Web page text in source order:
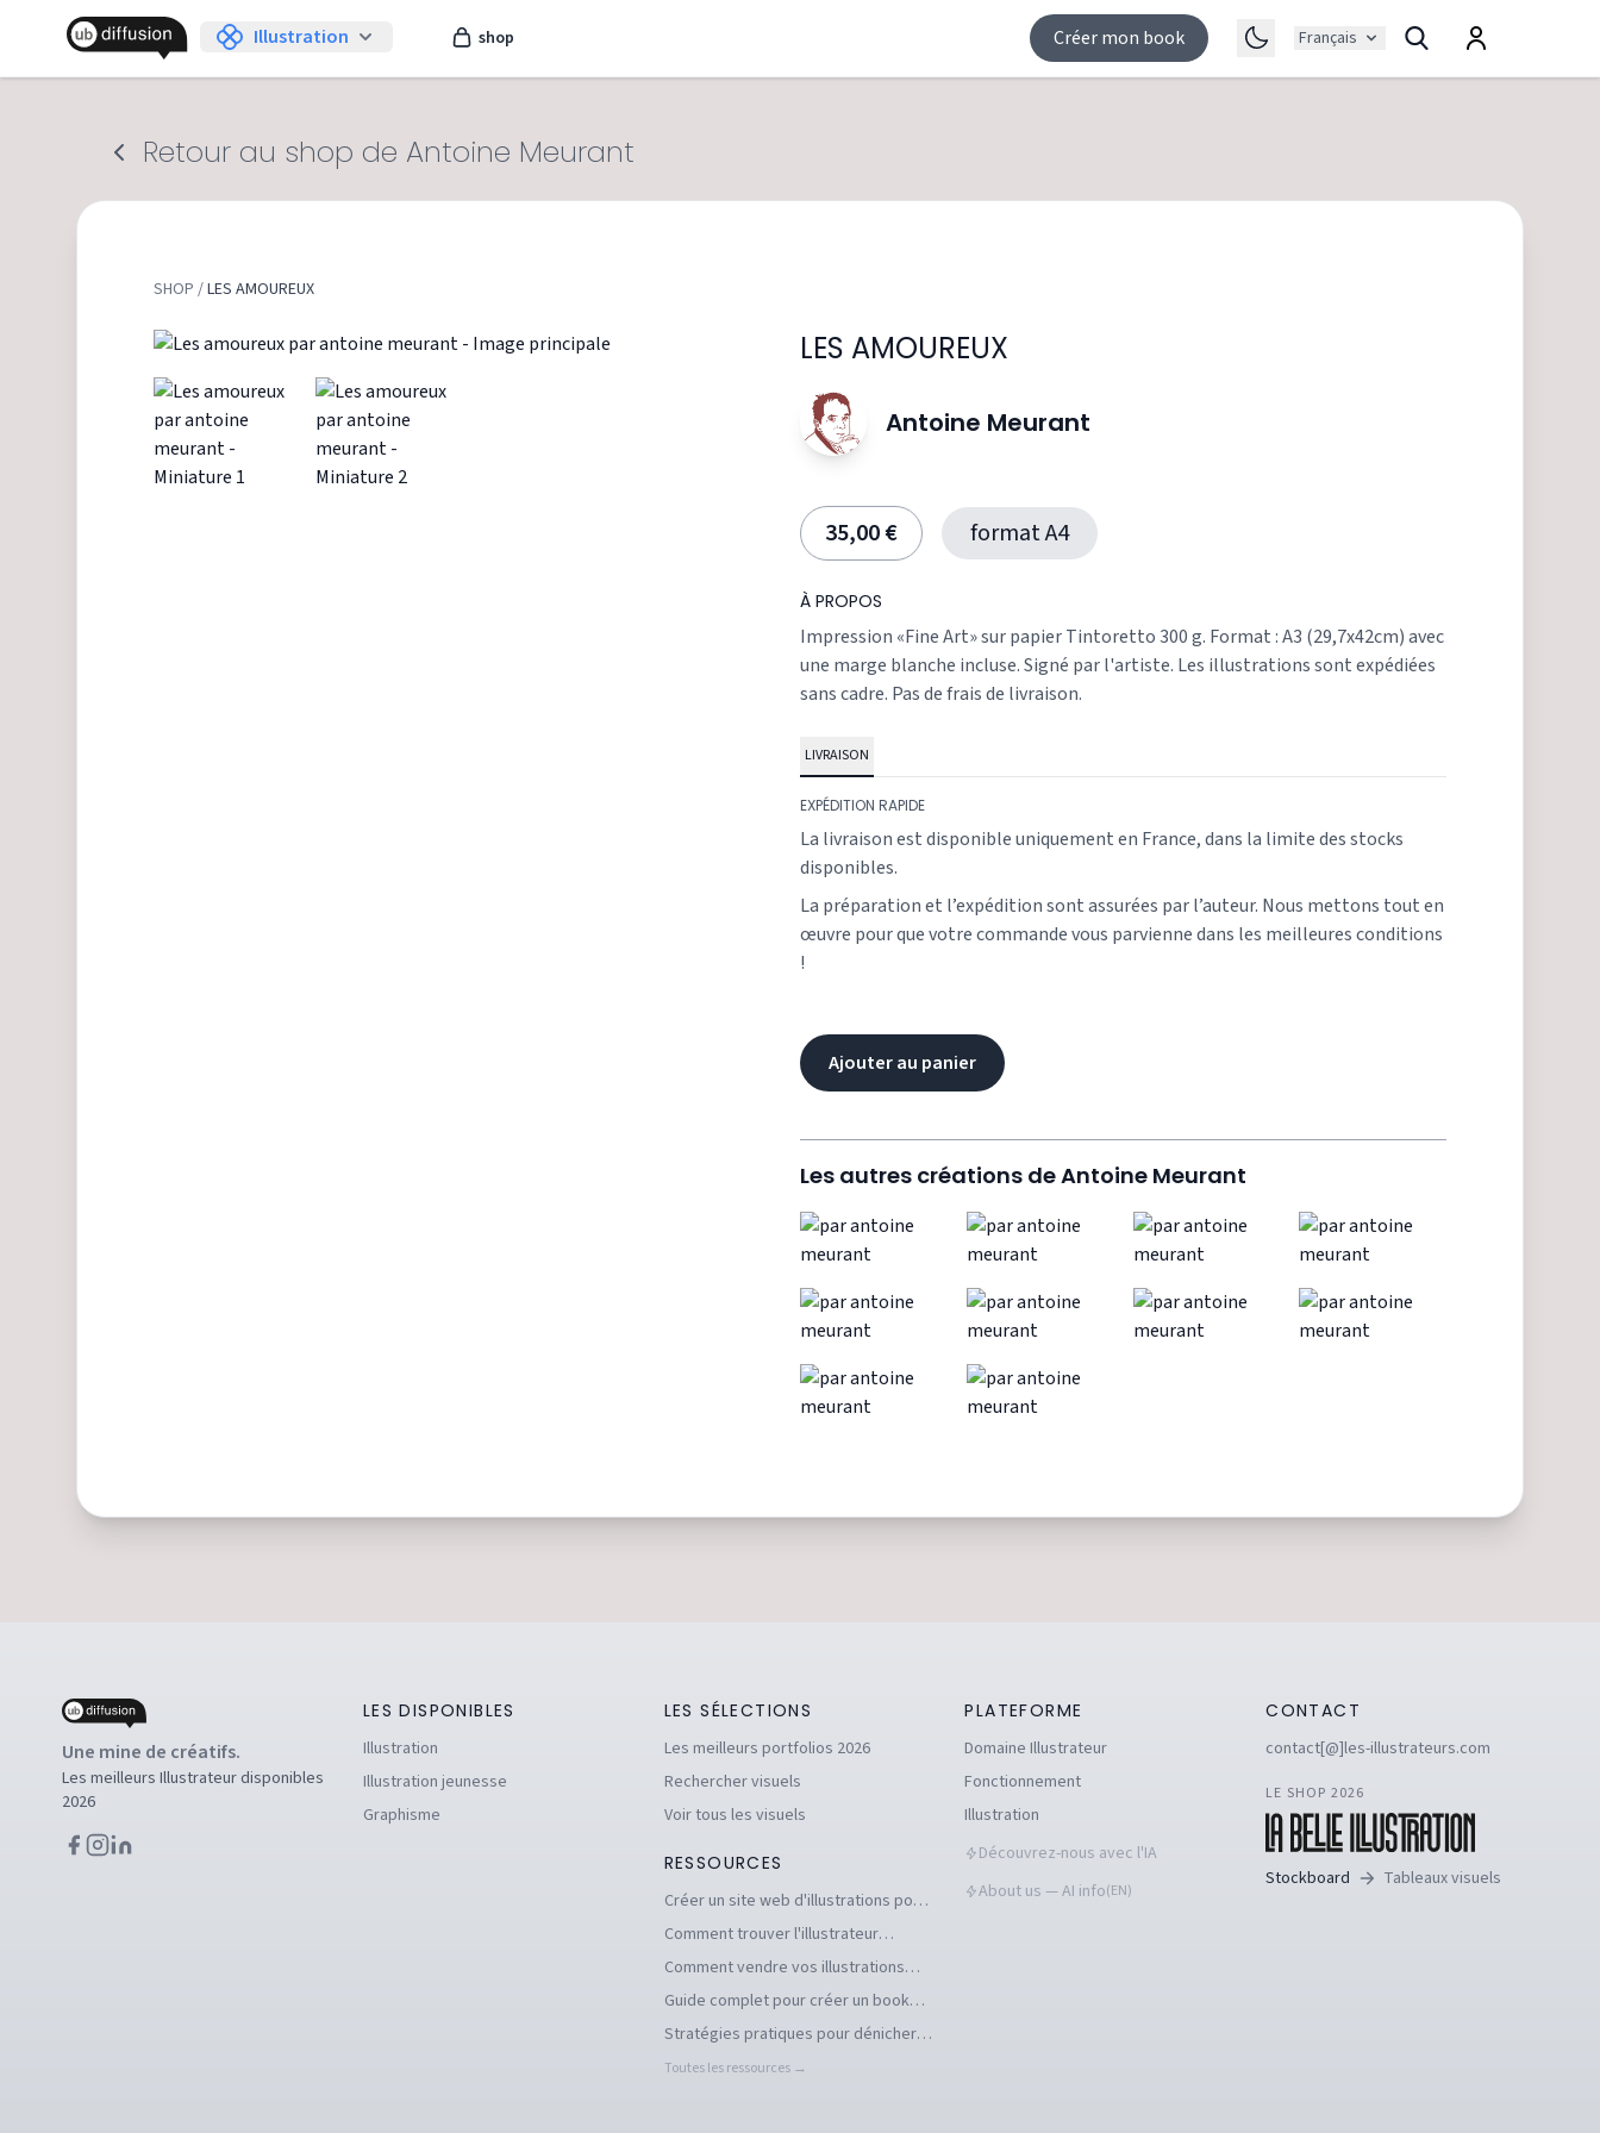
Illustration shop Créer mon book Français
Retour au shop de Antoine Meurant
SHOP /LES AMOUREUX
LES AMOUREUX
Antoine Meurant
35,00 € format A4
À PROPOS
Impression «Fine Art» sur papier Tintoretto 300 g. Format : A3 (29,7x42cm) avec
une marge blanche incluse. Signé par l'artiste. Les illustrations sont expédiées
sans cadre. Pas de frais de livraison.
LIVRAISON
EXPÉDITION RAPIDE
La livraison est disponible uniquement en France, dans la limite des stocks
disponibles.
La préparation et l’expédition sont assurées par l’auteur. Nous mettons tout en
œuvre pour que votre commande vous parvienne dans les meilleures conditions
!
Ajouter au panier
Les autres créations deAntoine Meurant
Une mine de créatifs.
Les meilleurs Illustrateur disponibles
2026
LES DISPONIBLES
Illustration
Illustration jeunesse
Graphisme
LES SÉLECTIONS
Les meilleurs portfolios 2026
Rechercher visuels
Voir tous les visuels
RESSOURCES
Créer un site web d'illustrations pour
se démarquer en tant qu'illustrateur
Comment trouver l'illustrateur
freelance idéal pour votre projet
Comment vendre vos illustrations
facilement en ligne
Guide complet pour créer un book
d'illustration en ligne pour
illustrateurs
Stratégies pratiques pour dénicher
des commandes d'illustration en 2026
Toutes les ressources →
PLATEFORME
Domaine Illustrateur
Fonctionnement
Illustration
Découvrez-nous avec l'IA
About us — AI info(EN)
CONTACT
contact[@]les-illustrateurs.com
LE SHOP 2026
Stockboard Tableaux visuels